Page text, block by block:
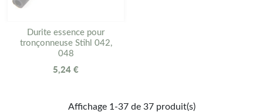
Durite essence pour
tronçonneuse Stihl 042,
048
5,24 €
Affichage 1-37 de 37 produit(s)